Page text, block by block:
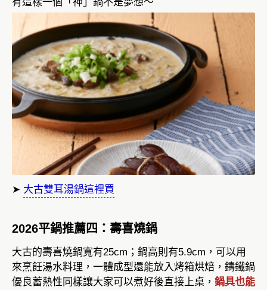
➤ 大古雙耳湯鍋這裡買
2026平鍋推薦四：壽喜燒鍋
大古的壽喜燒鍋寬有25cm；鍋高則有5.9cm，可以用
來烹飪湯水料理，一體成型還能放入烤箱烘焙，鑄鐵鍋
優良蓄熱性同樣讓大家可以煮好後直接上桌， 鍋具也能